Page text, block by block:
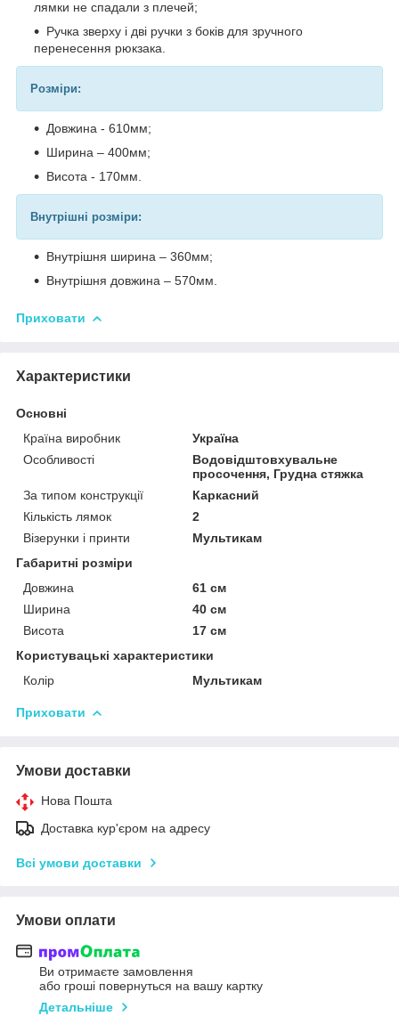
лямки не спадали з плечей;
Ручка зверху і дві ручки з боків для зручного
перенесення рюкзака.
Розміри:
Довжина - 610мм;
Ширина – 400мм;
Висота - 170мм.
Внутрішні розміри:
Внутрішня ширина – 360мм;
Внутрішня довжина – 570мм.
Приховати
Характеристики
Основні
Країна виробник
Україна
Особливості
Водовідштовхувальне
просочення, Грудна стяжка
За типом конструкції
Каркасний
Кількість лямок
2
Візерунки і принти
Мультикам
Габаритні розміри
Довжина
61 см
Ширина
40 см
Висота
17 см
Користувацькі характеристики
Колір
Мультикам
Приховати
Умови доставки
Нова Пошта
Доставка кур'єром на адресу
Всі умови доставки
Умови оплати
Ви отримаєте замовлення
або гроші повернуться на вашу картку
Детальніше